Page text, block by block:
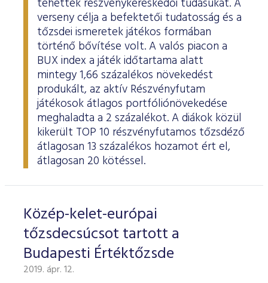
ESG Útmutató
tehették részvénykereskedői tudásukat. A
verseny célja a befektetői tudatosság és a
tőzsdei ismeretek játékos formában
történő bővítése volt. A valós piacon a
BUX index a játék időtartama alatt
mintegy 1,66 százalékos növekedést
produkált, az aktív Részvényfutam
játékosok átlagos portfóliónövekedése
meghaladta a 2 százalékot. A diákok közül
kikerült TOP 10 részvényfutamos tőzsdéző
átlagosan 13 százalékos hozamot ért el,
átlagosan 20 kötéssel.
Közép-kelet-európai
tőzsdecsúcsot tartott a
Budapesti Értéktőzsde
2019. ápr. 12.